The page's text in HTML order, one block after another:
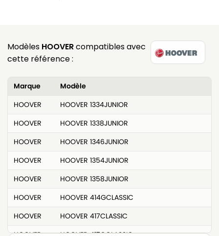
Modèles HOOVERcompatibles avec
cette référence :
Marque
Modèle
HOOVER
HOOVER 1334JUNIOR
HOOVER
HOOVER 1338JUNIOR
HOOVER
HOOVER 1346JUNIOR
HOOVER
HOOVER 1354JUNIOR
HOOVER
HOOVER 1358JUNIOR
HOOVER
HOOVER 414GCLASSIC
HOOVER
HOOVER 417CLASSIC